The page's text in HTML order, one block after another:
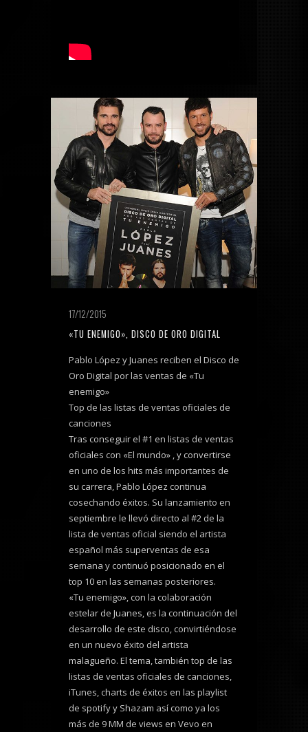
17/12/2015
«TU ENEMIGO», DISCO DE ORO DIGITAL
Pablo López y Juanes reciben el Disco de
Oro Digital por las ventas de «Tu
enemigo»
Top de las listas de ventas oficiales de
canciones
Tras conseguir el #1 en listas de ventas
oficiales con «El mundo» , y convertirse
en uno de los hits más importantes de
su carrera, Pablo López continua
cosechando éxitos. Su lanzamiento en
septiembre le llevó directo al #2 de la
lista de ventas oficial siendo el artista
español más superventas de esa
semana y continuó posicionado en el
top 10 en las semanas posteriores.
«Tu enemigo», con la colaboración
estelar de Juanes, es la continuación del
desarrollo de este disco, convirtiéndose
en un nuevo éxito del artista
malagueño. El tema, también top de las
listas de ventas oficiales de canciones,
iTunes, charts de éxitos en las playlist
de spotify y Shazam así como ya los
más de 9 MM de views en Vevo en